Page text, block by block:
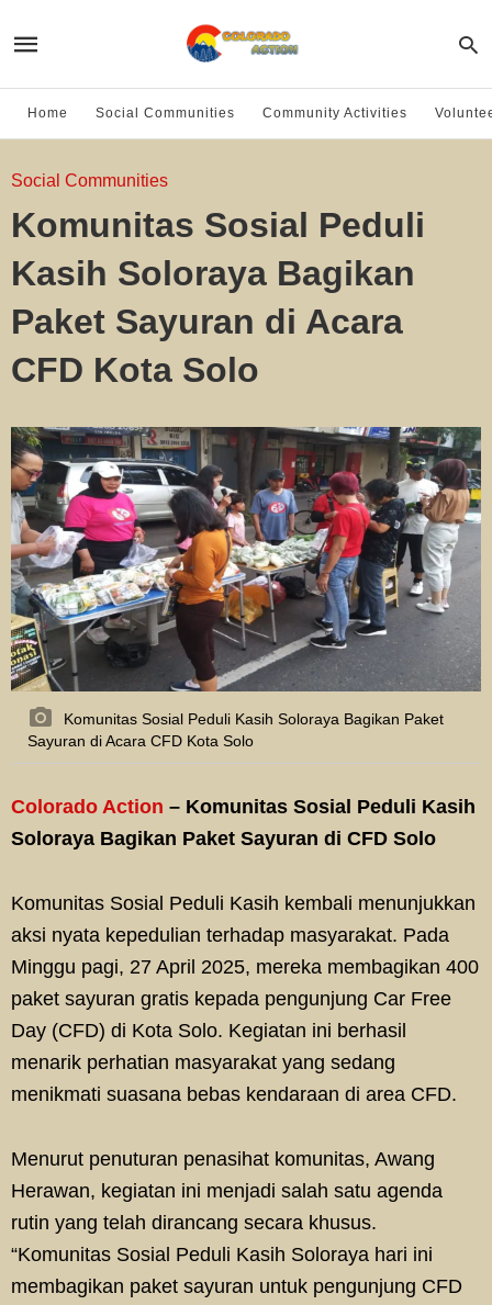
Home Social Communities Community Activities
Social Communities
Komunitas Sosial Peduli
Kasih Soloraya Bagikan
Paket Sayuran di Acara
CFD Kota Solo
Komunitas Sosial Peduli Kasih Soloraya Bagikan Paket
Sayuran di Acara CFD Kota Solo
Colorado Action – Komunitas Sosial Peduli Kasih
Soloraya Bagikan Paket Sayuran di CFD Solo
Komunitas Sosial Peduli Kasih kembali menunjukkan
aksi nyata kepedulian terhadap masyarakat. Pada
Minggu pagi, 27 April 2025, mereka membagikan 400
paket sayuran gratis kepada pengunjung Car Free
Day (CFD) di Kota Solo. Kegiatan ini berhasil
menarik perhatian masyarakat yang sedang
menikmati suasana bebas kendaraan di area CFD.
Menurut penuturan penasihat komunitas, Awang
Herawan, kegiatan ini menjadi salah satu agenda
rutin yang telah dirancang secara khusus.
“Komunitas Sosial Peduli Kasih Soloraya hari ini
membagikan paket sayuran untuk pengunjung CFD